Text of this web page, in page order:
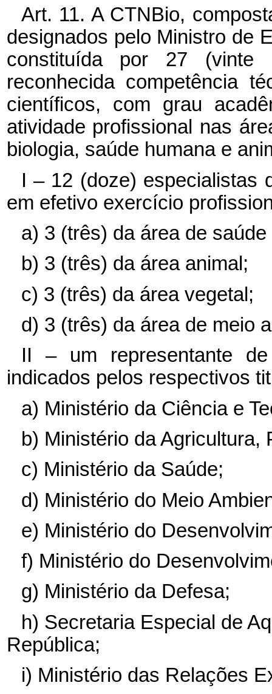
Art. 11. A CTNBio,
designados pelo Ministro de
constituída por 27 (vinte
reconhecida competência
científicos, com grau
atividade profissional nas
biologia, saúde humana e
I – 12 (doze) especialistas
em efetivo exercício
a) 3 (três) da área de saúde
b) 3 (três) da área animal;
c) 3 (três) da área vegetal;
d) 3 (três) da área de meio
II – um representante
indicados pelos respectivos
a) Ministério da Ciência e
b) Ministério da Agricultura,
c) Ministério da Saúde;
d) Ministério do Meio
e) Ministério do
f) Ministério do
g) Ministério da Defesa;
h) Secretaria Especial de
República;
i) Ministério das Relações